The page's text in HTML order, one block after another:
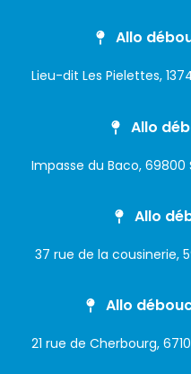
Allo
Lieu-dit Les Pielettes,
Allo
Impasse du Baco, 69800
Allo
37 rue de la cousinerie,
Allo
21 rue de Cherbourg,